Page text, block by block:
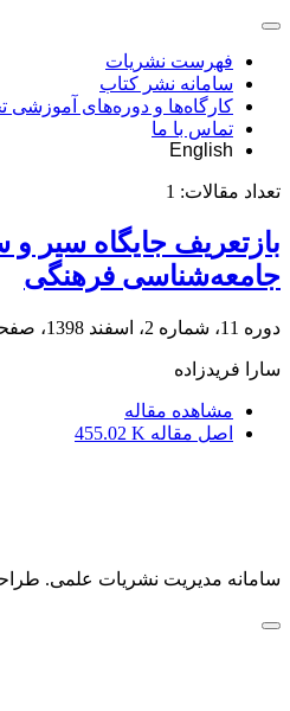
فهرست نشریات
سامانه نشر کتاب
کارگاه‌ها و دوره‌های
تماس با ما
English
تعداد مقالات: 1
بازتعریف جایگاه سیر و
جامعه‌شناسی فرهنگی
دوره 11، شماره 2، اسفند 1398، صفحه
سارا فریدزاده
مشاهده مقاله
اصل مقاله 455.02 K
سامانه مدیریت نشریات علمی.